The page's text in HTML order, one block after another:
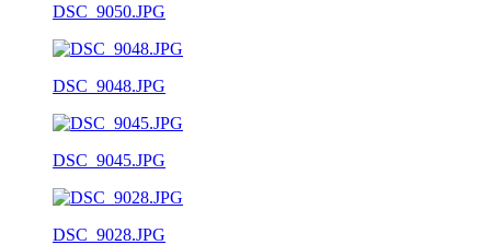
DSC_9050.JPG
DSC_9048.JPG
DSC_9045.JPG
DSC_9028.JPG